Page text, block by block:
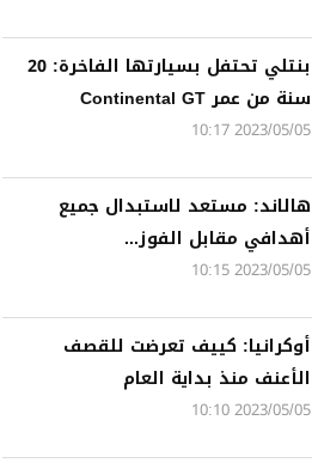
بنتلي تحتفل بسيارتها الفاخرة: 20
سنة من عمر Continental GT
2023/05/05 10:17
هالاند: مستعد لاستبدال جميع
أهدافي مقابل الفوز...
2023/05/05 10:15
أوكرانيا: كييف تعرضت للقصف
الأعنف منذ بداية العام
2023/05/05 10:10